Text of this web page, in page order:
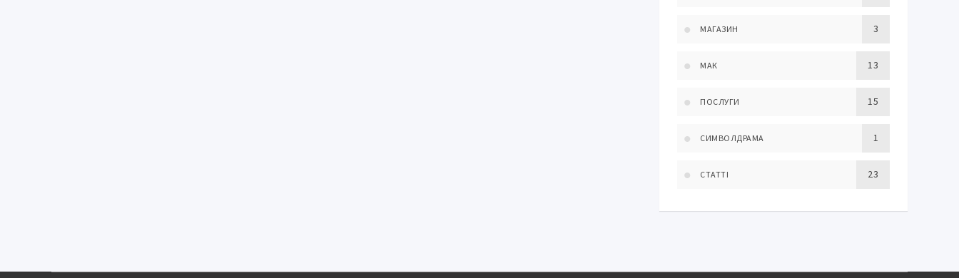
МАГАЗИН 3
МАК 13
ПОСЛУГИ 15
СИМВОЛДРАМА 1
СТАТТІ 23